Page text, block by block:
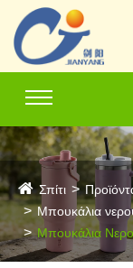
Σπίτι
Μπουκάλια
Μπουκάλια